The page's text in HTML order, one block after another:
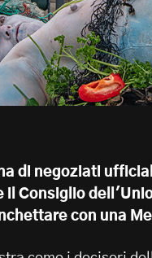
di negoziati
il Consiglio
con una